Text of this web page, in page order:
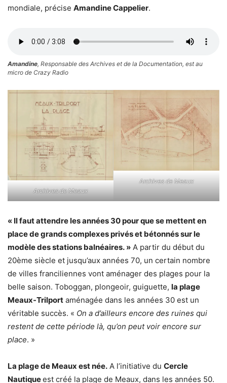
mondiale, précise Amandine Cappelier.
Amandine, Responsable des Archives et de la Documentation, est au
micro de Crazy Radio
Archives de Meaux
Archives de Meaux
« Il faut attendre les années 30 pour que se mettent en
place de grands complexes privés et bétonnés sur le
modèle des stations balnéaires. » A partir du début du
20ème siècle et jusqu’aux années 70, un certain nombre
de villes franciliennes vont aménager des plages pour la
belle saison. Toboggan, plongeoir, guiguette, la plage
Meaux-Trilport aménagée dans les années 30 est un
véritable succès. « On a d’ailleurs encore des ruines qui
restent de cette période là, qu’on peut voir encore sur
place. »
La plage de Meaux est née. A l’initiative du Cercle
Nautiqueest créé la plage de Meaux, dans les années 50.